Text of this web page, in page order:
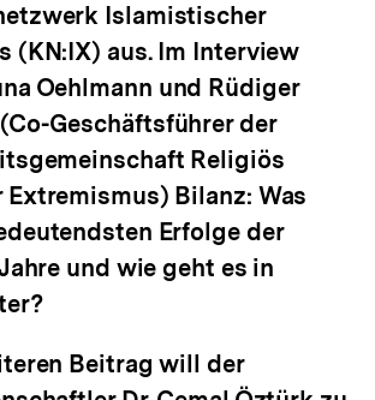
Islamistischer
(KN:IX) aus. Im Interview
Oehlmann und Rüdiger
Geschäftsführer der
Religiös
Bilanz: Was
Erfolge der
und wie geht es in
Beitrag will der